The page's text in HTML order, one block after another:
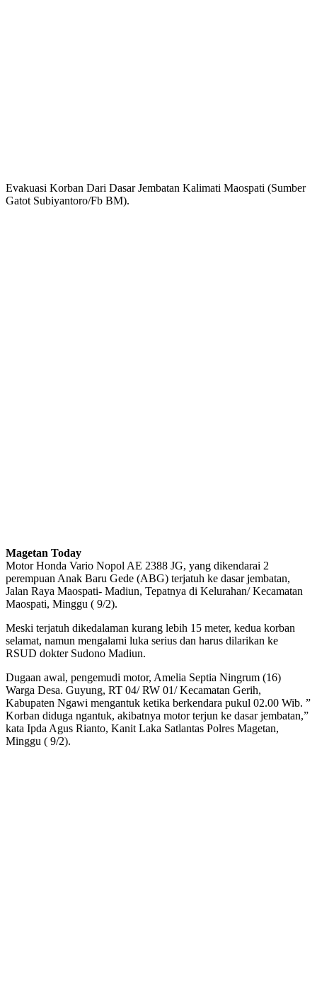
Evakuasi Korban Dari Dasar Jembatan Kalimati Maospati (Sumber
Gatot Subiyantoro/Fb BM).
Magetan Today
Motor Honda Vario Nopol AE 2388 JG, yang dikendarai 2
perempuan Anak Baru Gede (ABG) terjatuh ke dasar jembatan,
Jalan Raya Maospati- Madiun, Tepatnya di Kelurahan/ Kecamatan
Maospati, Minggu ( 9/2).
Meski terjatuh dikedalaman kurang lebih 15 meter, kedua korban
selamat, namun mengalami luka serius dan harus dilarikan ke
RSUD dokter Sudono Madiun.
Dugaan awal, pengemudi motor, Amelia Septia Ningrum (16)
Warga Desa. Guyung, RT 04/ RW 01/ Kecamatan Gerih,
Kabupaten Ngawi mengantuk ketika berkendara pukul 02.00 Wib. ”
Korban diduga ngantuk, akibatnya motor terjun ke dasar jembatan,”
kata Ipda Agus Rianto, Kanit Laka Satlantas Polres Magetan,
Minggu ( 9/2).